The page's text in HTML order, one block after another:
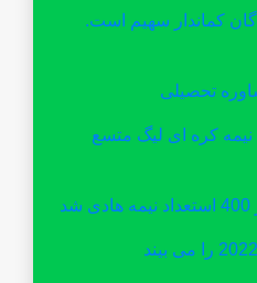
کماندار سهیم است.
تحصیلی
نیمه کره ای لیگ متسع